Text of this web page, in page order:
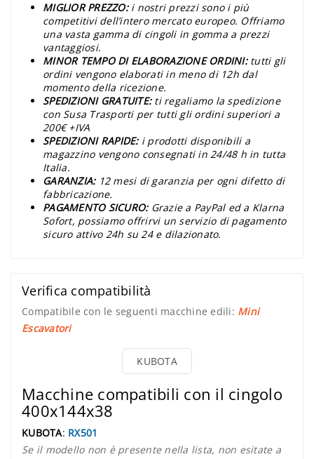
MIGLIOR PREZZO: i nostri prezzi sono i più
competitivi dell’intero mercato europeo. Offriamo
una vasta gamma di cingoli in gomma a prezzi
vantaggiosi.
MINOR TEMPO DI ELABORAZIONE ORDINI: tutti gli
ordini vengono elaborati in meno di 12h dal
momento della ricezione.
SPEDIZIONI GRATUITE: ti regaliamo la spedizione
con Susa Trasporti per tutti gli ordini superiori a
200€ +IVA
SPEDIZIONI RAPIDE: i prodotti disponibili a
magazzino vengono consegnati in 24/48 h in tutta
Italia.
GARANZIA: 12 mesi di garanzia per ogni difetto di
fabbricazione.
PAGAMENTO SICURO: Grazie a PayPal ed a Klarna
Sofort, possiamo offrirvi un servizio di pagamento
sicuro attivo 24h su 24 e dilazionato.
Verifica compatibilità
Compatibile con le seguenti macchine edili: Mini
Escavatori
KUBOTA
Macchine compatibili con il cingolo
400x144x38
KUBOTA: RX501
Se il modello non è presente nella lista, non esitate a